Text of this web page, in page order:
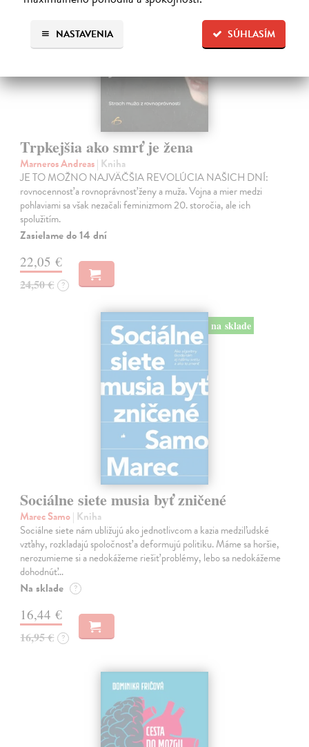
SÚHLASÍM
NASTAVENIA
Trpkejšia ako smrť je žena
Marneros Andreas| Kniha
JE TO MOŽNO NAJVÄČŠIA REVOLÚCIA NAŠICH DNÍ:
rovnocennosť a rovnoprávnosť ženy a muža. Vojna a mier medzi
pohlaviami sa však nezačali feminizmom 20. storočia, ale ich
spolužitím.
Zasielame do 14 dní
22,05 €
24,50 € ?
na sklade
Sociálne siete musia byť zničené
Marec Samo| Kniha
Sociálne siete nám ubližujú ako jednotlivcom a kazia medziľudské
vzťahy, rozkladajú spoločnosť a deformujú politiku. Máme sa horšie,
nerozumieme si a nedokážeme riešiť problémy, lebo sa nedokážeme
dohodnúť…
Na sklade ?
16,44 €
16,95 € ?